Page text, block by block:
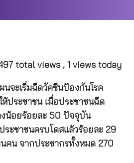
total views , 1 views today
จะเริ่มฉีดวัคซีนป้องกันโรค
ห้ประชาชน เมื่อประชาชนฉีด
น้อยร้อยละ 50 ปัจจุบัน
ระชาชนครบโดสแล้วร้อยละ 29
คน จากประชากรทั้งหมด 270